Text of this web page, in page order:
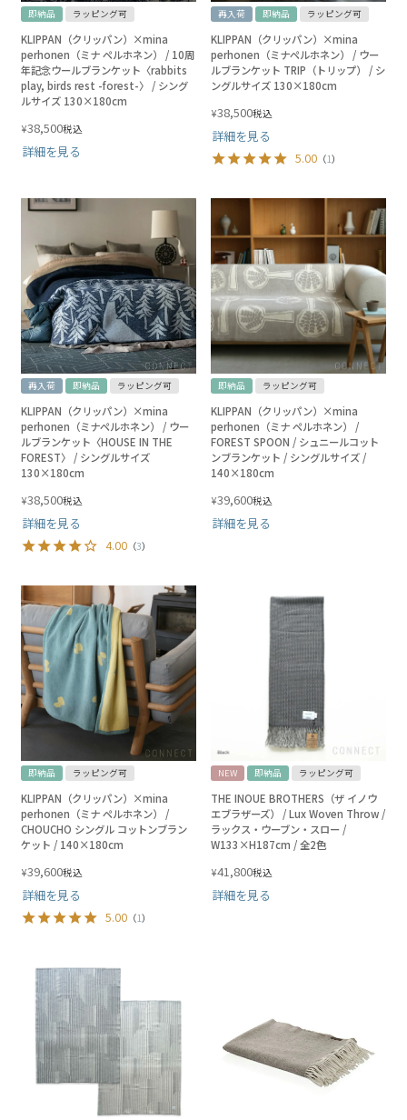
即納品 ラッピング可
KLIPPAN（クリッパン）×mina
perhonen（ミナ ペルホネン） / 10周
年記念ウールブランケット〈rabbits
play, birds rest -forest-〉 / シング
ルサイズ 130×180cm
¥38,500税込
詳細を見る
再入荷 即納品 ラッピング可
KLIPPAN（クリッパン）×mina
perhonen（ミナペルホネン） / ウー
ルブランケット TRIP（トリップ） / シ
ングルサイズ 130×180cm
¥38,500税込
詳細を見る
5.00 （1）
再入荷 即納品 ラッピング可
KLIPPAN（クリッパン）×mina
perhonen（ミナペルホネン） / ウー
ルブランケット〈HOUSE IN THE
FOREST〉 / シングルサイズ
130×180cm
¥38,500税込
詳細を見る
4.00 （3）
即納品 ラッピング可
KLIPPAN（クリッパン）×mina
perhonen（ミナ ペルホネン） /
FOREST SPOON / シュニールコット
ンブランケット / シングルサイズ /
140×180cm
¥39,600税込
詳細を見る
即納品 ラッピング可
KLIPPAN（クリッパン）×mina
perhonen（ミナ ペルホネン） /
CHOUCHO シングル コットンブラン
ケット / 140×180cm
¥39,600税込
詳細を見る
5.00 （1）
NEW 即納品 ラッピング可
THE INOUE BROTHERS（ザ イノウ
エブラザーズ） / Lux Woven Throw /
ラックス・ウーブン・スロー /
W133×H187cm / 全2色
¥41,800税込
詳細を見る